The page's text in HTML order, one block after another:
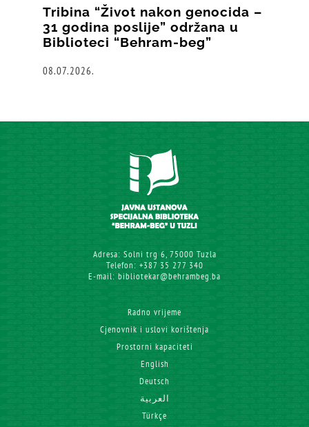
Tribina “Život nakon genocida –
31 godina poslije” održana u
Biblioteci “Behram-beg”
08.07.2026.
Adresa: Solni trg 6, 75000 Tuzla
Telefon: +387 35 277 340
E-mail: bibliotekar@behrambeg.ba
Radno vrijeme
Cjenovnik i uslovi korištenja
Prostorni kapaciteti
English
Deutsch
العربية
Türkçe